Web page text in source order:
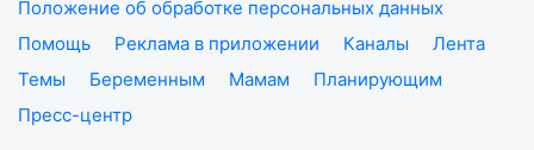
Положение об обработке персональных данных
Помощь
Реклама в приложении Каналы
Лента
Темы
Беременным Мамам
Планирующим
Пресс-центр